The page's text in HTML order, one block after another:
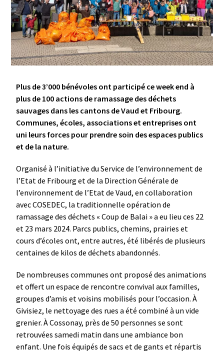
Plus de 3’000 bénévoles ont participé ce week end à
plus de 100 actions de ramassage des déchets
sauvages dans les cantons de Vaud et Fribourg.
Communes, écoles, associations et entreprises ont
uni leurs forces pour prendre soin des espaces publics
et de la nature.
Organisé à l’initiative du Service de l’environnement de
l’Etat de Fribourg et de la Direction Générale de
l’environnement de l’Etat de Vaud, en collaboration
avec COSEDEC, la traditionnelle opération de
ramassage des déchets « Coup de Balai » a eu lieu ces 22
et 23 mars 2024. Parcs publics, chemins, prairies et
cours d’écoles ont, entre autres, été libérés de plusieurs
centaines de kilos de déchets abandonnés.
De nombreuses communes ont proposé des animations
et offert un espace de rencontre convival aux familles,
groupes d’amis et voisins mobilisés pour l’occasion. À
Givisiez, le nettoyage des rues a été combiné à un vide
grenier. À Cossonay, près de 50 personnes se sont
retrouvées samedi matin dans une ambiance bon
enfant. Une fois équipés de sacs et de gants et répartis